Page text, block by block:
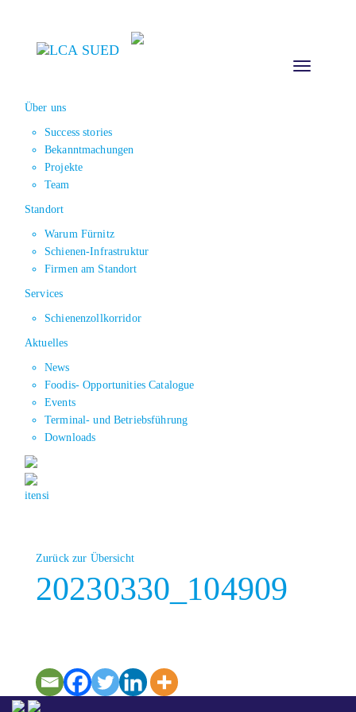
Toggle
Über uns
Success stories
Bekanntmachungen
Projekte
Team
Standort
Warum Fürnitz
Schienen-Infrastruktur
Firmen am Standort
Services
Schienenzollkorridor
Aktuelles
News
Foodis- Opportunities Catalogue
Events
Terminal- und Betriebsführung
Downloads
itensi
Zurück zur Übersicht
20230330_104909